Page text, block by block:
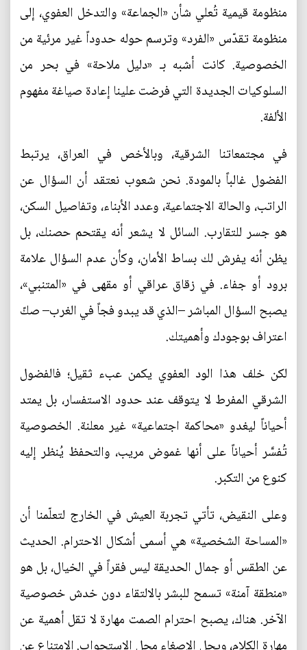
منظومة قيمية تُعلي شأن «الجماعة» والتدخل العفوي، إلى
منظومة تقدّس «الفرد» وترسم حوله حدوداً غير مرئية من
الخصوصية. كانت أشبه بـ «دليل ملاحة» في بحر من
السلوكيات الجديدة التي فرضت علينا إعادة صياغة مفهوم
الألفة.
في مجتمعاتنا الشرقية، وبالأخص في العراق، يرتبط
الفضول غالباً بالمودة. نحن شعوب نعتقد أن السؤال عن
الراتب، والحالة الاجتماعية، وعدد الأبناء، وتفاصيل السكن،
هو جسر للتقارب. السائل لا يشعر أنه يقتحم حصنك، بل
يظن أنه يفرش لك بساط الأمان، وكأن عدم السؤال علامة
برود أو جفاء. في زقاق عراقي أو مقهى في «المتنبي»،
يصبح السؤال المباشر –الذي قد يبدو فجاً في الغرب– صكّ
اعتراف بوجودك وأهميتك.
لكن خلف هذا الود العفوي يكمن عبء ثقيل؛ فالفضول
الشرقي المفرط لا يتوقف عند حدود الاستفسار، بل يمتد
أحياناً ليغدو «محاكمة اجتماعية» غير معلنة. الخصوصية
تُفسَّر أحياناً على أنها غموض مريب، والتحفظ يُنظر إليه
كنوع من التكبر.
وعلى النقيض، تأتي تجربة العيش في الخارج لتعلّمنا أن
«المساحة الشخصية» هي أسمى أشكال الاحترام. الحديث
عن الطقس أو جمال الحديقة ليس فقراً في الخيال، بل هو
«منطقة آمنة» تسمح للبشر بالالتقاء دون خدش خصوصية
الآخر. هناك، يصبح احترام الصمت مهارة لا تقل أهمية عن